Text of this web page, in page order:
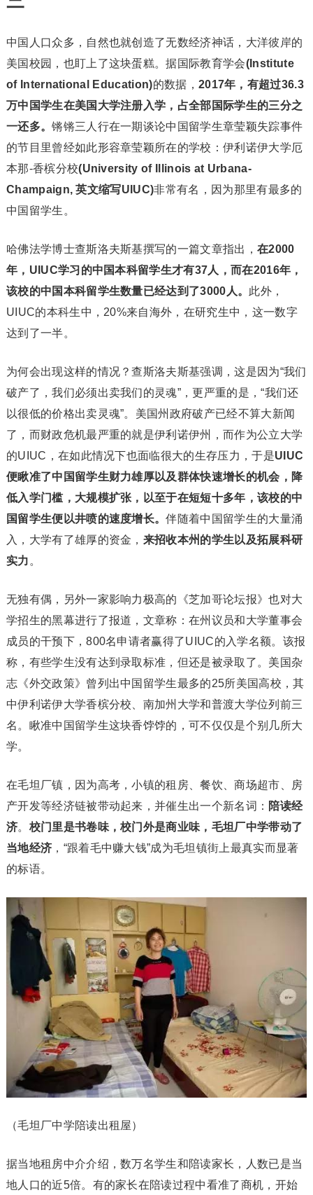
中国人口众多，自然也就创造了无数经济神话，大洋彼岸的
美国校园，也盯上了这块蛋糕。据国际教育学会(Institute
of International Education)的数据， 2017年，有超过36.3
万中国学生在美国大学注册入学，占全部国际学生的三分之
一还多。锵锵三人行在一期谈论中国留学生章莹颖失踪事件
的节目里曾经如此形容章莹颖所在的学校：伊利诺伊大学厄
本那-香槟分校(University of Illinois at Urbana-
Champaign, 英文缩写UIUC)非常有名，因为那里有最多的
中国留学生。
哈佛法学博士查斯洛夫斯基撰写的一篇文章指出， 在2000
年，UIUC学习的中国本科留学生才有37人，而在2016年，
该校的中国本科留学生数量已经达到了3000人。 此外，
UIUC的本科生中，20%来自海外，在研究生中，这一数字
达到了一半。
为何会出现这样的情况？查斯洛夫斯基强调，这是因为“我们
破产了，我们必须出卖我们的灵魂”，更严重的是，“我们还
以很低的价格出卖灵魂”。美国州政府破产已经不算大新闻
了，而财政危机最严重的就是伊利诺伊州，而作为公立大学
的UIUC，在如此情况下也面临很大的生存压力，于是UIUC
便瞅准了中国留学生财力雄厚以及群体快速增长的机会，降
低入学门槛，大规模扩张，以至于在短短十多年，该校的中
国留学生便以井喷的速度增长。伴随着中国留学生的大量涌
入，大学有了雄厚的资金， 来招收本州的学生以及拓展科研
实力 。
无独有偶，另外一家影响力极高的《芝加哥论坛报》也对大
学招生的黑幕进行了报道，文章称：在州议员和大学董事会
成员的干预下，800名申请者赢得了UIUC的入学名额。该报
称，有些学生没有达到录取标准，但还是被录取了。美国杂
志《外交政策》曾列出中国留学生最多的25所美国高校，其
中伊利诺伊大学香槟分校、南加州大学和普渡大学位列前三
名。瞅准中国留学生这块香饽饽的，可不仅仅是个别几所大
学。
在毛坦厂镇，因为高考，小镇的租房、餐饮、商场超市、房
产开发等经济链被带动起来，并催生出一个新名词： 陪读经
济。 校门里是书卷味，校门外是商业味，毛坦厂中学带动了
当地经济 ，“跟着毛中赚大钱”成为毛坦镇街上最真实而显著
的标语。
（毛坦厂中学陪读出租屋）
据当地租房中介介绍，数万名学生和陪读家长，人数已是当
地人口的近5倍。有的家长在陪读过程中看准了商机，开始